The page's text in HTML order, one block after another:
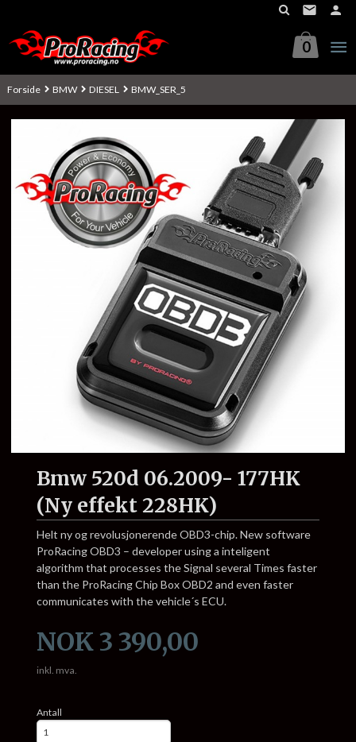
innholdet
0
Forside BMW DIESEL BMW_SER_5
Bmw 520d 06.2009- 177HK
(Ny effekt 228HK)
Helt ny og revolusjonerende OBD3-chip. New software
ProRacing OBD3 – developer using a inteligent
algorithm that processes the Signal several Times faster
than the ProRacing Chip Box OBD2 and even faster
communicates with the vehicle´s ECU.
Pris
NOK 3 390,00
inkl. mva.
Antall